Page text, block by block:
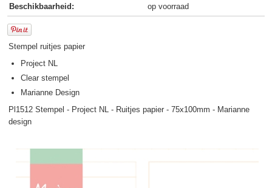
Beschikbaarheid: op voorraad
Stempel ruitjes papier
Project NL
Clear stempel
Marianne Design
Pl1512 Stempel - Project NL - Ruitjes papier - 75x100mm - Marianne
design